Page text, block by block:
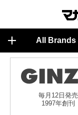
All Brands
毎月12日発売
1997年創刊